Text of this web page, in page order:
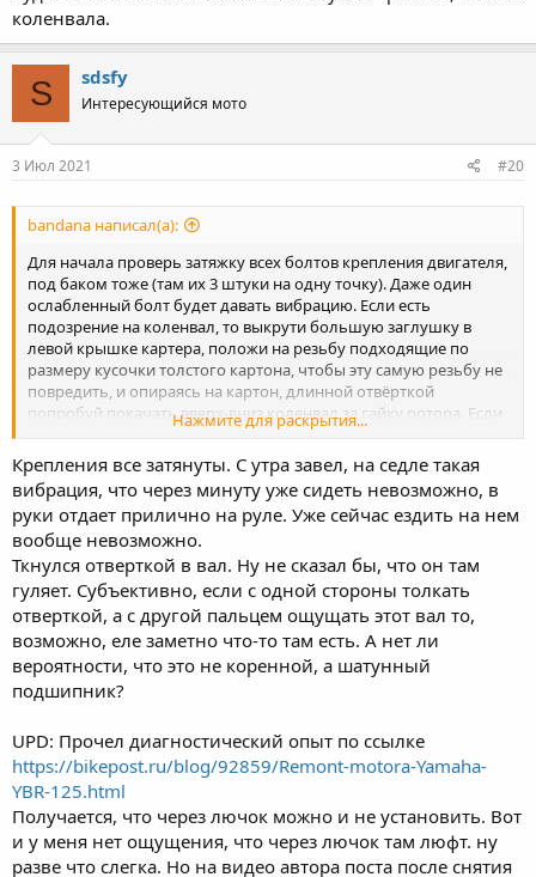
коленвала.
S sdsfy
Интересующийся мото
3 Июл 2021 #20
bandana написал(а):
Для начала проверь затяжку всех болтов крепления двигателя,
под баком тоже (там их 3 штуки на одну точку). Даже один
ослабленный болт будет давать вибрацию. Если есть
подозрение на коленвал, то выкрути большую заглушку в
левой крышке картера, положи на резьбу подходящие по
размеру кусочки толстого картона, чтобы эту самую резьбу не
повредить, и опираясь на картон, длинной отвёрткой
попробуй покачать вверх-вниз коленвал за гайку ротора. Если
будет хоть немножко качаться со стуком - ремонт, замена
Нажмите для раскрытия...
Крепления все затянуты. С утра завел, на седле такая
вибрация, что через минуту уже сидеть невозможно, в
руки отдает прилично на руле. Уже сейчас ездить на нем
вообще невозможно.
Ткнулся отверткой в вал. Ну не сказал бы, что он там
гуляет. Субъективно, если с одной стороны толкать
отверткой, а с другой пальцем ощущать этот вал то,
возможно, еле заметно что-то там есть. А нет ли
вероятности, что это не коренной, а шатунный
подшипник?
UPD: Прочел диагностический опыт по ссылке
https://bikepost.ru/blog/92859/Remont-motora-Yamaha-
YBR-125.html
Получается, что через лючок можно и не установить. Вот
и у меня нет ощущения, что через лючок там люфт. ну
разве что слегка. Но на видео автора поста после снятия